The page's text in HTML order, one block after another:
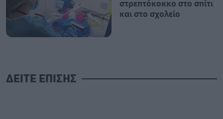
στρεπτόκοκκο στο σπίτι
και στο σχολείο
ΔΕΙΤΕ ΕΠΙΣΗΣ